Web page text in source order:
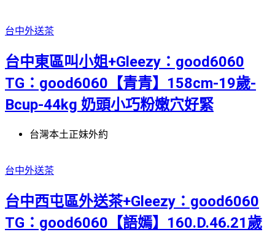
台中外送茶
台中東區叫小姐+Gleezy：good6060
TG：good6060【青青】158cm-19歲-
Bcup-44kg 奶頭小巧粉嫩穴好緊
台灣本土正妹外約
台中外送茶
台中西屯區外送茶+Gleezy：good6060
TG：good6060【語嫣】160.D.46.21歲